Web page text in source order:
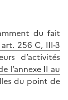
du fait
256 C, III-3
d’activités
l’annexe II au
du point de